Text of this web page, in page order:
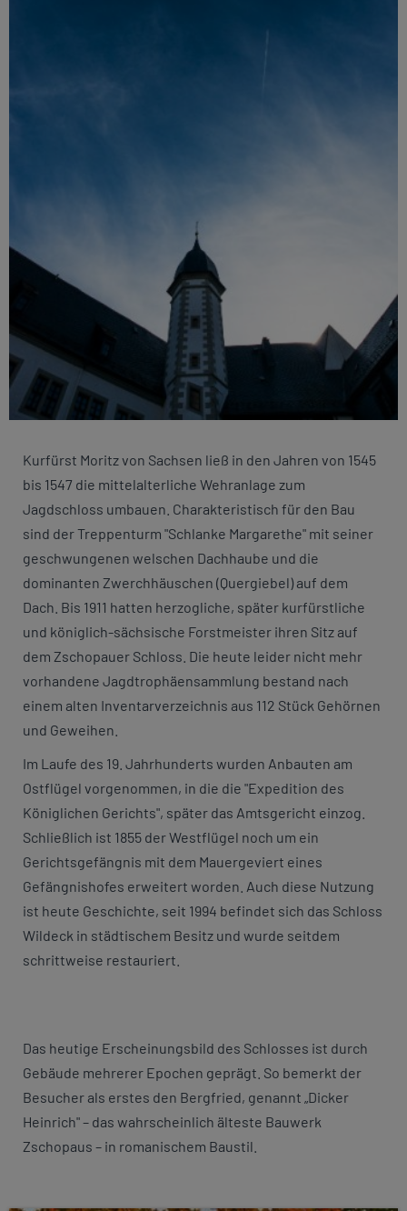
Kurfürst Moritz von Sachsen ließ in den Jahren von 1545
bis 1547 die mittelalterliche Wehranlage zum
Jagdschloss umbauen. Charakteristisch für den Bau
sind der Treppenturm "Schlanke Margarethe" mit seiner
geschwungenen welschen Dachhaube und die
dominanten Zwerchhäuschen (Quergiebel) auf dem
Dach. Bis 1911 hatten herzogliche, später kurfürstliche
und königlich-sächsische Forstmeister ihren Sitz auf
dem Zschopauer Schloss. Die heute leider nicht mehr
vorhandene Jagdtrophäensammlung bestand nach
einem alten Inventarverzeichnis aus 112 Stück Gehörnen
und Geweihen.
Im Laufe des 19. Jahrhunderts wurden Anbauten am
Ostflügel vorgenommen, in die die "Expedition des
Königlichen Gerichts", später das Amtsgericht einzog.
Schließlich ist 1855 der Westflügel noch um ein
Gerichtsgefängnis mit dem Mauergeviert eines
Gefängnishofes erweitert worden. Auch diese Nutzung
ist heute Geschichte, seit 1994 befindet sich das Schloss
Wildeck in städtischem Besitz und wurde seitdem
schrittweise restauriert.
Das heutige Erscheinungsbild des Schlosses ist durch
Gebäude mehrerer Epochen geprägt. So bemerkt der
Besucher als erstes den Bergfried, genannt „Dicker
Heinrich" – das wahrscheinlich älteste Bauwerk
Zschopaus – in romanischem Baustil.